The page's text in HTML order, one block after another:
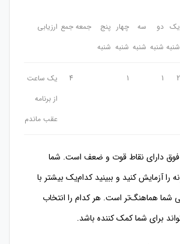
یک
شنبه
دو
شنبه
سه
شنبه
چهار
شنبه
پنج
شنبه
جمعه جمع ارزیابی
2
1
1
4
یک ساعت
از برنامه
عقب ماندم
دارای نقاط قوت و ضعف است. شما
را آزمایش کنید و ببینید کدام‌یک بیشتر با
شما هماهنگ‌تر است. هر کدام را انتخاب
برای شما کمک کننده باشد.